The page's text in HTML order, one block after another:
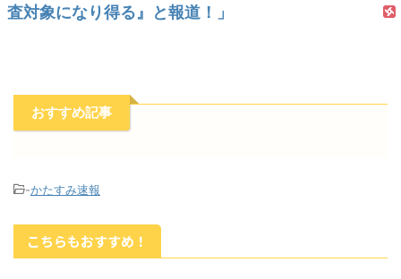
査対象になり得る』と報道！」
おすすめ記事
-かたすみ速報
こちらもおすすめ！